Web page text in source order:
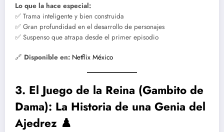
Lo que la hace especial:
✅ Trama inteligente y bien construida
✅ Gran profundidad en el desarrollo de personajes
✅ Suspenso que atrapa desde el primer episodio
🔗 Disponible en: Netflix México
3. El Juego de la Reina (Gambito de
Dama): La Historia de una Genia del
Ajedrez ♟️